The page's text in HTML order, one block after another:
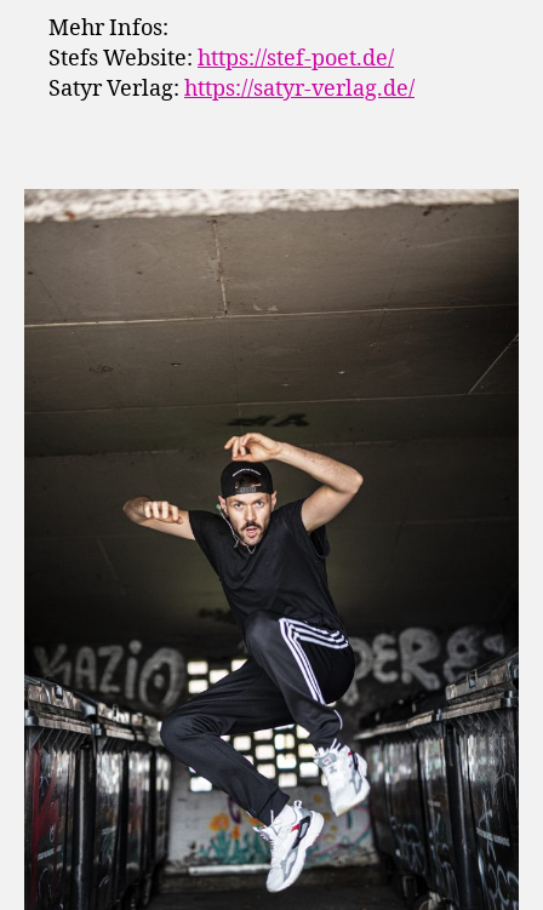
Mehr Infos:
Stefs Website: https://stef-poet.de/
Satyr Verlag: https://satyr-verlag.de/